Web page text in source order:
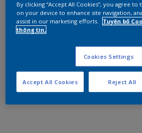
By clicking “Accept All Cookies”, you agree
on your device to enhance site navigation,
assist in our marketing efforts.
Tuyên bố
thông tin.
Cookies Settings
Reject All
Accept All Cookies